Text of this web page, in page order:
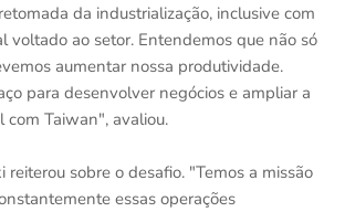
da industrialização, inclusive com
voltado ao setor. Entendemos que não só
aumentar nossa produtividade.
para desenvolver negócios e ampliar a
com Taiwan", avaliou.
reiterou sobre o desafio. "Temos a missão
essas operações